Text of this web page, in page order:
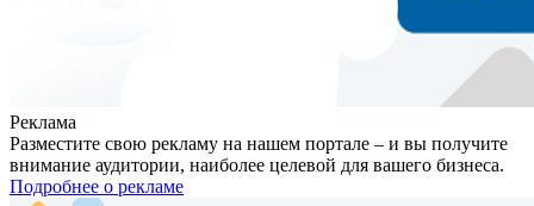
Реклама
Разместите свою рекламу на нашем портале – и вы получите
внимание аудитории, наиболее целевой для вашего бизнеса.
Подробнее о рекламе